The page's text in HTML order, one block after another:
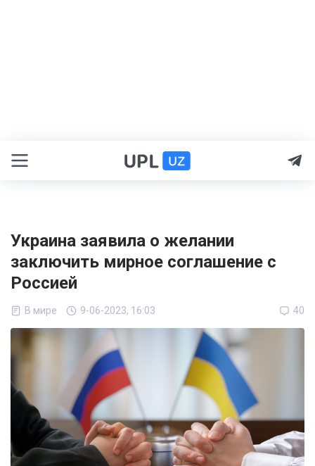
Украина заявила о желании
заключить мирное соглашение с
Россией
В мире 9-06-2023, 16:03 40